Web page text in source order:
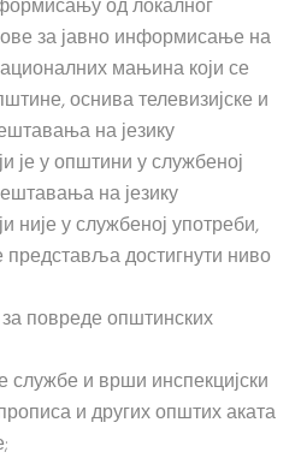
од локалног
за јавно информисање на
мањина који се
оснива телевизијске и
на језику
је у општини у службеној
на језику
није у службеној употреби,
достигнути ниво
повреде општинских
службе и врши инспекцијски
и других општих аката